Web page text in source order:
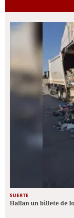
SUERTE
Hallan un billete de